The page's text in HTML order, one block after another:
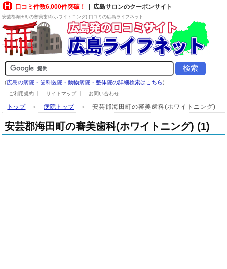
口コミ件数6,000件突破！ 広島サロンのクーポンサイト
安芸郡海田町の審美歯科(ホワイトニング) 口コミの広島ライフネット
(広島の病院・歯科医院・動物病院・整体院の詳細検索はこちら)
ご利用規約 サイトマップ お問い合わせ
トップ＞病院トップ＞安芸郡海田町の審美歯科(ホワイトニング)
安芸郡海田町の審美歯科(ホワイトニング) (1)